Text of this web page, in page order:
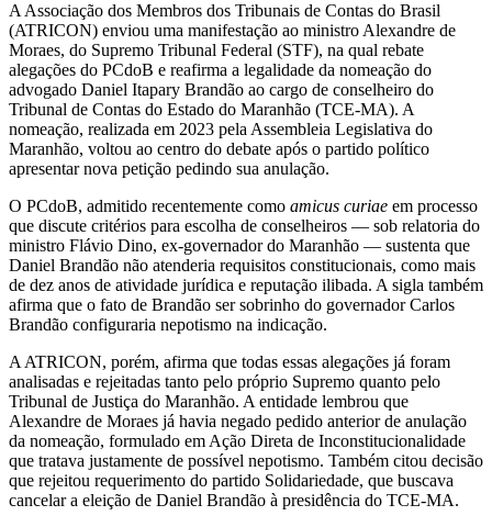
A Associação dos Membros dos Tribunais de Contas do Brasil
(ATRICON) enviou uma manifestação ao ministro Alexandre de
Moraes, do Supremo Tribunal Federal (STF), na qual rebate
alegações do PCdoB e reafirma a legalidade da nomeação do
advogado Daniel Itapary Brandão ao cargo de conselheiro do
Tribunal de Contas do Estado do Maranhão (TCE-MA). A
nomeação, realizada em 2023 pela Assembleia Legislativa do
Maranhão, voltou ao centro do debate após o partido político
apresentar nova petição pedindo sua anulação.
O PCdoB, admitido recentemente como amicus curiae em processo
que discute critérios para escolha de conselheiros — sob relatoria do
ministro Flávio Dino, ex-governador do Maranhão — sustenta que
Daniel Brandão não atenderia requisitos constitucionais, como mais
de dez anos de atividade jurídica e reputação ilibada. A sigla também
afirma que o fato de Brandão ser sobrinho do governador Carlos
Brandão configuraria nepotismo na indicação.
A ATRICON, porém, afirma que todas essas alegações já foram
analisadas e rejeitadas tanto pelo próprio Supremo quanto pelo
Tribunal de Justiça do Maranhão. A entidade lembrou que
Alexandre de Moraes já havia negado pedido anterior de anulação
da nomeação, formulado em Ação Direta de Inconstitucionalidade
que tratava justamente de possível nepotismo. Também citou decisão
que rejeitou requerimento do partido Solidariedade, que buscava
cancelar a eleição de Daniel Brandão à presidência do TCE-MA.